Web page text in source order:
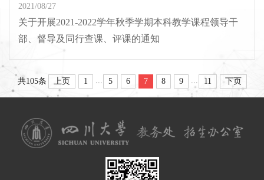
2021/08/27
关于开展2021-2022学年秋季学期本科教学课程领导干
部、督导及同行查课、评课的通知
共105条 上页 1 5 6 7 8 9 11 下页